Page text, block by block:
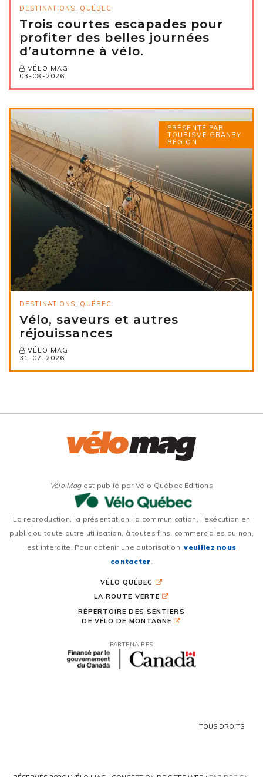
DESTINATIONS QUÉBEC
Trois courtes escapades pour
profiter des belles journées
d’automne à vélo.
VÉLO MAG
03-08-2026
PRÉSENTÉ PAR
TOURISME GRANBY
RÉGION
DESTINATIONS QUÉBEC
Vélo, saveurs et autres
réjouissances
VÉLO MAG
31-07-2026
Vélo Magest publié par Vélo Québec Éditions
La reproduction, la présentation, la communication, l’exécution en
public ou toute autre utilisation, à toutes fins, commerciales ou non,
est interdite. Pour obtenir une autorisation,veuillez nous
contacter
VÉLO QUÉBEC
LA ROUTE VERTE
RÉPERTOIRE DES SENTIERS
DE VÉLO DE MONTAGNE
PARTENAIRES
TOUS DROITS